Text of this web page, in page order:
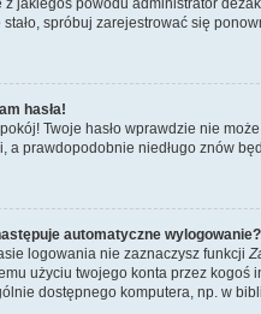
stało, spróbuj zarejestrować się
hasła!
Twoje hasło wprawdzie nie
a prawdopodobnie niedługo znów
automatyczne wylogowanie?
logowania nie zaznaczysz funkcji
użyciu twojego konta przez
dostępnego komputera, np. w